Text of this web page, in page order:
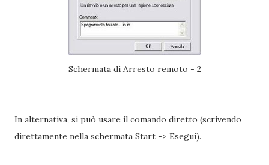
Schermata di Arresto remoto - 2
In alternativa, si può usare il comando diretto (scrivendo
direttamente nella schermata Start -> Esegui).